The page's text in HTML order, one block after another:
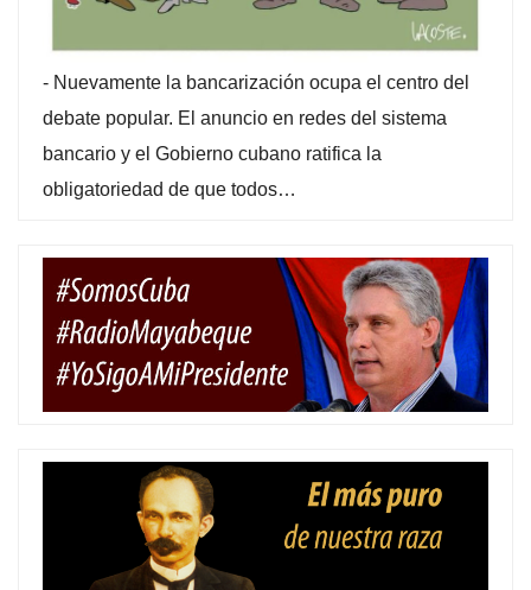
- Nuevamente la bancarización ocupa el centro del
debate popular. El anuncio en redes del sistema
bancario y el Gobierno cubano ratifica la
obligatoriedad de que todos…